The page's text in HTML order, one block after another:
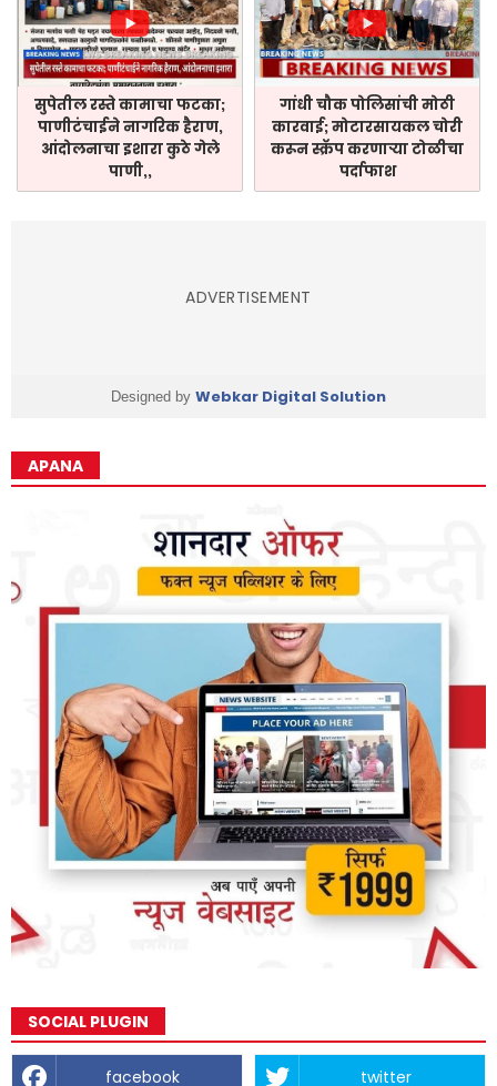
सुपेतील रस्ते कामाचा फटका;
पाणीटंचाईने नागरिक हैराण,
आंदोलनाचा इशारा कुठे गेले
पाणी,,
गांधी चौक पोलिसांची मोठी
कारवाई; मोटारसायकल चोरी
करून स्क्रॅप करणाऱ्या टोळीचा
पर्दाफाश
ADVERTISEMENT
Designed by Webkar Digital Solution
APANA
SOCIAL PLUGIN
facebook twitter